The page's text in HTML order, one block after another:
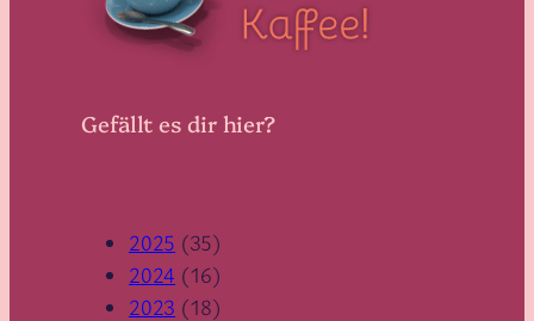
Gefällt es dir hier?
2025 (35)
2024 (16)
2023 (18)